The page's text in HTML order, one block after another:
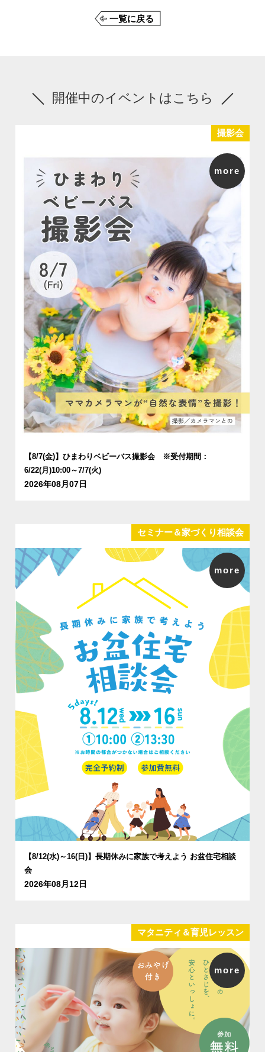
一覧に戻る
開催中のイベントはこちら
撮影会
【8/7(金)】ひまわりベビーバス撮影会 ※受付期間：
6/22(月)10:00～7/7(火)
2026年08月07日
more
セミナー＆家づくり相談会
【8/12(水)～16(日)】長期休みに家族で考えよう お盆住宅相談
会
2026年08月12日
more
マタニティ＆育児レッスン
more